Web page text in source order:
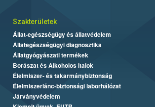
Szakterületek
Állat-egészségügy és állatvédelem
Állategészségügyi diagnosztika
Állatgyógyászati termékek
Borászat és Alkoholos Italok
Élelmiszer- és takarmánybiztonság
Élelmiszerlánc-biztonsági laborhálózat
Járványvédelem